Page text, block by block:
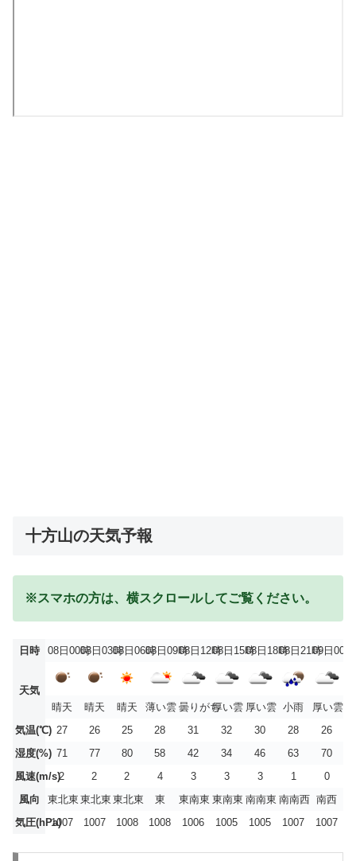
十方山の天気予報
※スマホの方は、横スクロールしてご覧ください。
日時 08日00時08日03時08日06時08日09時08日12時08日15時08日18時08日21時09日00時
天気
晴天
晴天 晴天 薄い雲 曇りがち厚い雲 厚い雲 小雨
厚い雲
気温(℃) 27 26 25 28 31 32 30 28
26
湿度(%) 71 77 80 58 42 34 46 63
70
風速(m/s)2 2 2 4 3 3 3 1
0
風向
東北東 東北東 東北東 東 東南東 東南東 南南東 南南西 南西
気圧(hPa)1007 1007 1008 1008 1006 1005 1005 1007 1007